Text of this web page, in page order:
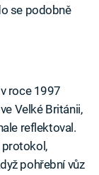
se podobně
roce 1997
Velké Británii,
reflektoval.
protokol,
pohřební vůz